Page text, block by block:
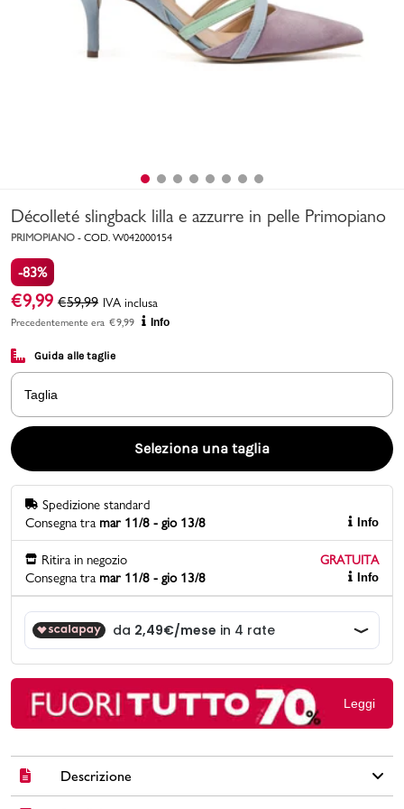
Bambino
Marchi
Accedi | Registrati
Carrello
Promo & News
negozi
contatti
pcard
Gift card
Décolleté slingback lilla e azzurre in pelle Primopiano
PRIMOPIANO - COD. W042000154
-83%
€9,99 €59,99 IVA inclusa
Precedentemente era €9,99 Info
Guida alle taglie
Taglia
Seleziona una taglia
Spedizione standard
Consegna tra mar 11/8 - gio 13/8 Info
Ritira in negozio
GRATUITA
Consegna tra mar 11/8 - gio 13/8 Info
Leggi
Descrizione